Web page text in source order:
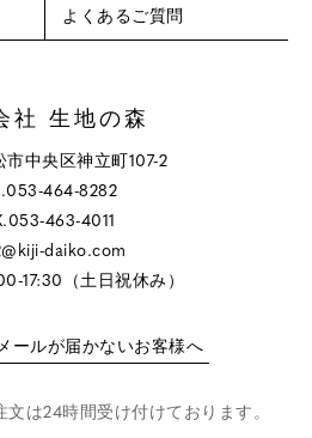
よくあるご質問
社 生地の森
中央区神立町107-2
464-8282
463-4011
daiko.com
17:30（土日祝休み）
ールが届かないお客様へ
は24時間受け付けております。